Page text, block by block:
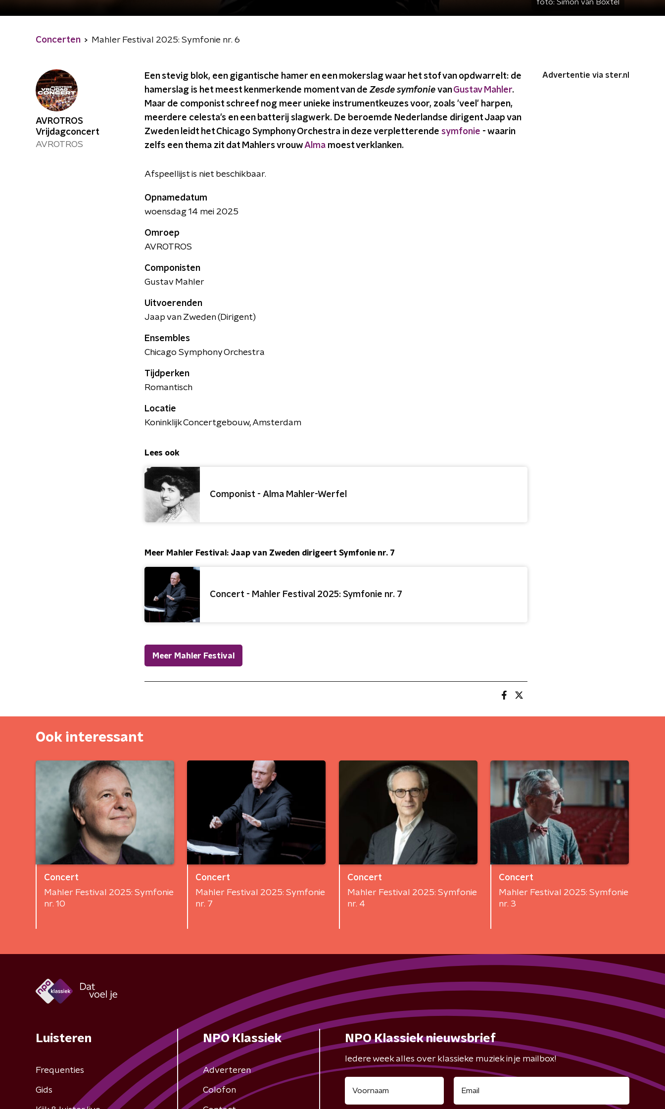
foto: Simon van Boxtel
Concerten Mahler Festival 2025: Symfonie nr. 6
Een stevig blok, een gigantische hamer en een mokerslag waar het stof van opdwarrelt: de
hamerslag is het meest kenmerkende moment van de Zesde symfonie vanGustav Mahler.
Maar de componist schreef nog meer unieke instrumentkeuzes voor, zoals 'veel' harpen,
meerdere celesta's en een batterij slagwerk. De beroemde Nederlandse dirigent Jaap van
Zweden leidt het Chicago Symphony Orchestra in deze verpletterende symfonie - waarin
zelfs een thema zit dat Mahlers vrouwAlma moest verklanken.
Afspeellijst is niet beschikbaar.
Opnamedatum
woensdag 14 mei 2025
Omroep
AVROTROS
Componisten
Gustav Mahler
Uitvoerenden
Jaap van Zweden (Dirigent)
Ensembles
Chicago Symphony Orchestra
Tijdperken
Romantisch
Locatie
Koninklijk Concertgebouw, Amsterdam
Lees ook
Componist - Alma Mahler-Werfel
Meer Mahler Festival: Jaap van Zweden dirigeert Symfonie nr. 7
Concert - Mahler Festival 2025: Symfonie nr. 7
Meer Mahler Festival
Advertentie via ster.nl
AVROTROS
Vrijdagconcert
AVROTROS
Ook interessant
Concert
Mahler Festival 2025: Symfonie
nr. 10
Concert
Mahler Festival 2025: Symfonie
nr. 7
Concert
Mahler Festival 2025: Symfonie
nr. 4
Concert
Mahler Festival 2025: Symfonie
nr. 3
Luisteren
Frequenties
Gids
NPO Klassiek
Adverteren
Colofon
NPO Klassiek nieuwsbrief
Iedere week alles over klassieke muziek in je mailbox!